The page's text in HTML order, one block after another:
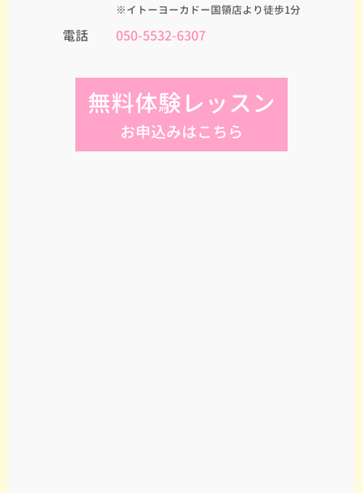
※イトーヨーカドー国領店より徒歩1分
電話 050-5532-6307
無料体験レッスン
お申込みはこちら